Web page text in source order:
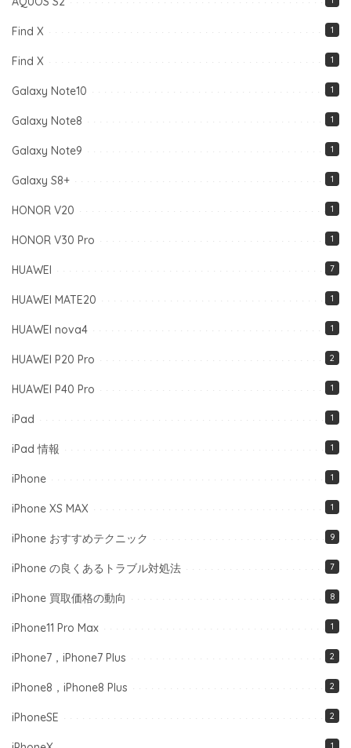
Find X 1
Find X 1
Galaxy Note10 1
Galaxy Note8 1
Galaxy Note9 1
Galaxy S8+ 1
HONOR V20 1
HONOR V30 Pro 1
HUAWEI 7
HUAWEI MATE20 1
HUAWEI nova4 1
HUAWEI P20 Pro 2
HUAWEI P40 Pro 1
iPad 1
iPad 情報 1
iPhone 1
iPhone XS MAX 1
iPhone おすすめテクニック 9
iPhone の良くあるトラブル対処法 7
iPhone 買取価格の動向 8
iPhone11 Pro Max 1
iPhone7，iPhone7 Plus 2
iPhone8，iPhone8 Plus 2
iPhoneSE 2
1